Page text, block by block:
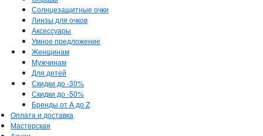
Солнцезащитные очки
Линзы для очков
Аксессуары
Умное предложение
Женщинам
Мужчинам
Для детей
Скидки до -30%
Скидки до -50%
Бренды от A до Z
Оплата и доставка
Мастерская